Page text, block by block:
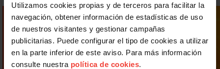
Utilizamos cookies propias y de terceros para facilitar la
navegación, obtener información de estadísticas de uso
de nuestros visitantes y gestionar campañas
publicitarias. Puede configurar el tipo de cookies a utilizar
en la parte inferior de este aviso. Para más información
consulte nuestra política de cookies.